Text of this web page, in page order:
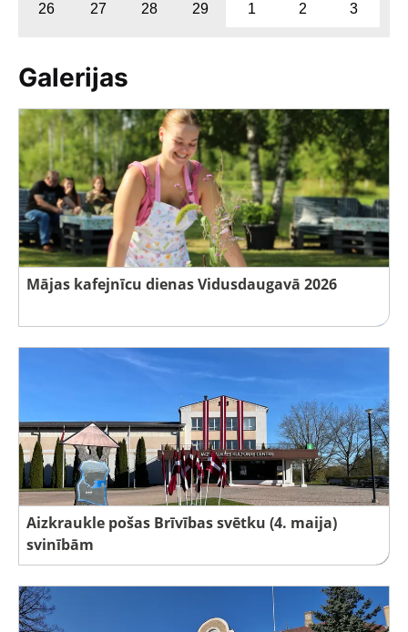
26 27 28 29 1 2 3
Galerijas
Mājas kafejnīcu dienas Vidusdaugavā 2026
Aizkraukle pošas Brīvības svētku (4. maija)
svinībām